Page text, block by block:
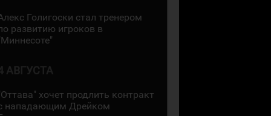
Голигоски стал тренером
развитию игроков в
АВГУСТА
хочет продлить контракт
нападающим Дрейком